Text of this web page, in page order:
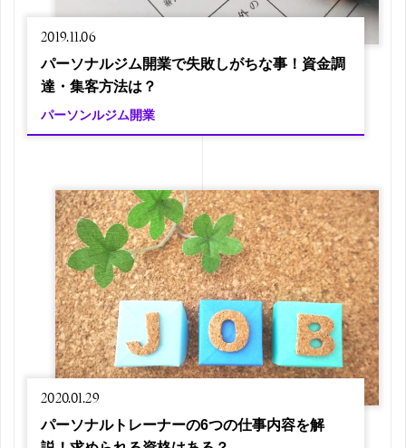
2019.11.06
パーソナルジム開業で失敗しがちな事！資金調
達・集客方法は？
パーソンルジム開業
2020.01.29
パーソナルトレーナーの6つの仕事内容を解